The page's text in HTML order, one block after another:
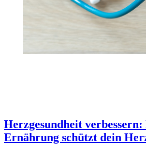
Herzgesundheit verbessern:
Ernährung schützt dein